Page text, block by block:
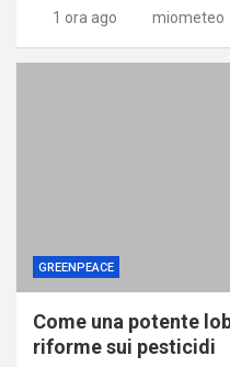
1 ora ago miometeo
GREENPEACE
Come una potente
riforme sui pesticidi